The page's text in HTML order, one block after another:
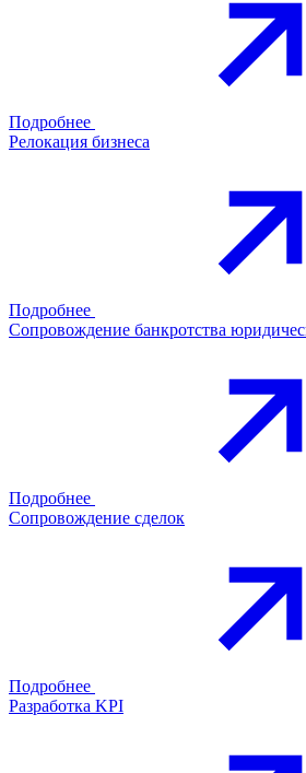
Подробнее
Релокация бизнеса
Подробнее
Сопровождение банкротства
Подробнее
Сопровождение сделок
Подробнее
Разработка KPI